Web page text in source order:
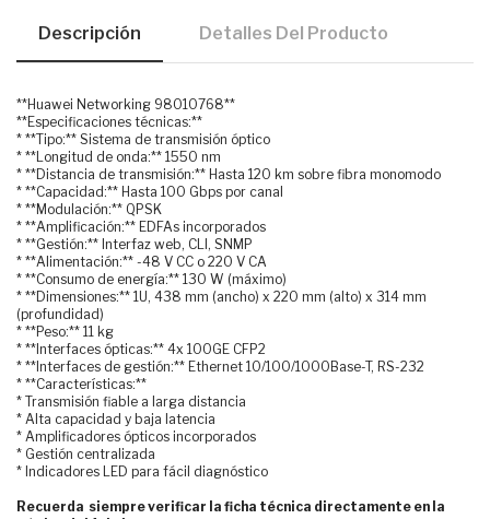
Descripción Detalles Del Producto
**Huawei Networking 98010768**
**Especificaciones técnicas:**
* **Tipo:** Sistema de transmisión óptico
* **Longitud de onda:** 1550 nm
* **Distancia de transmisión:** Hasta 120 km sobre fibra monomodo
* **Capacidad:** Hasta 100 Gbps por canal
* **Modulación:** QPSK
* **Amplificación:** EDFAs incorporados
* **Gestión:** Interfaz web, CLI, SNMP
* **Alimentación:** -48 V CC o 220 V CA
* **Consumo de energía:** 130 W (máximo)
* **Dimensiones:** 1U, 438 mm (ancho) x 220 mm (alto) x 314 mm
(profundidad)
* **Peso:** 11 kg
* **Interfaces ópticas:** 4x 100GE CFP2
* **Interfaces de gestión:** Ethernet 10/100/1000Base-T, RS-232
* **Características:**
* Transmisión fiable a larga distancia
* Alta capacidad y baja latencia
* Amplificadores ópticos incorporados
* Gestión centralizada
* Indicadores LED para fácil diagnóstico
Recuerda siempre verificar la ficha técnica directamente en la